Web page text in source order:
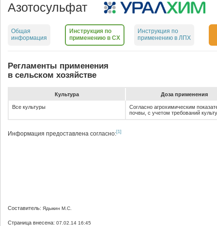
Азотосульфат
Общая
информация
Инструкция по
применению в СХ
Инструкция по
применению в ЛПХ
Регламенты применения
в сельском хозяйстве
Культура До­за при­ме­не­ния
Все культуры
Согласно агрохимическим
почвы, с учетом требований
Информация предоставлена согласно:[1]
Составитель: Ядыкин М.С.
Страница внесена: 07.02.14 16:45